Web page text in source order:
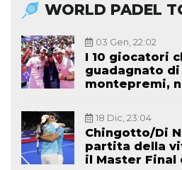
WORLD PADEL
03 Gen, 22:02
I 10 giocatori
guadagnato
montepremi,
18 Dic, 23:04
Chingotto/Di
partita della
il Master Final